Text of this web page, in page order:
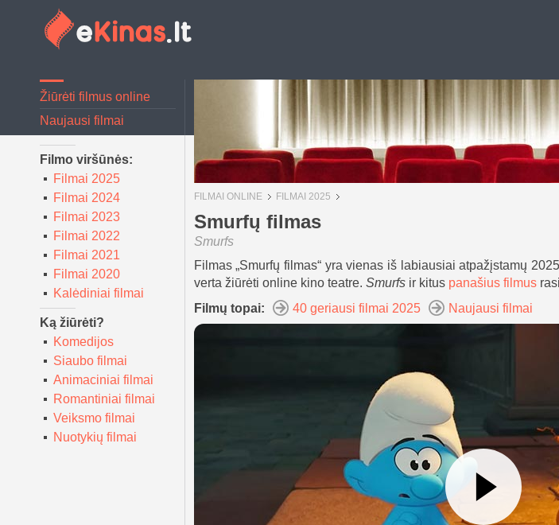
Žiūrėti filmus online
Naujausi filmai
Filmo viršūnės:
Filmai 2025
Filmai 2024
Filmai 2023
Filmai 2022
Filmai 2021
Filmai 2020
Kalėdiniai filmai
Ką žiūrėti?
Komedijos
Siaubo filmai
Animaciniai filmai
Romantiniai filmai
Veiksmo filmai
Nuotykių filmai
FILMAI ONLINE FILMAI 2025
Smurfų filmas
Smurfs
Filmas „Smurfų filmas“ yra vienas iš labiausiai atpažįstamų
verta žiūrėti online kino teatre. Smurfsir kitus panašius filmus
Filmų topai:
40 geriausi filmai 2025 Naujausi filmai